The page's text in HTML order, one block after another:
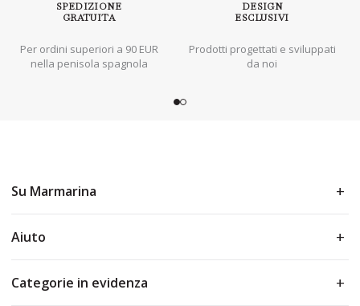
SPEDIZIONE
GRATUITA
Per ordini superiori a 90 EUR
nella penisola spagnola
DESIGN
ESCLUSIVI
Prodotti progettati e sviluppati
da noi
Su Marmarina
Aiuto
Categorie in evidenza